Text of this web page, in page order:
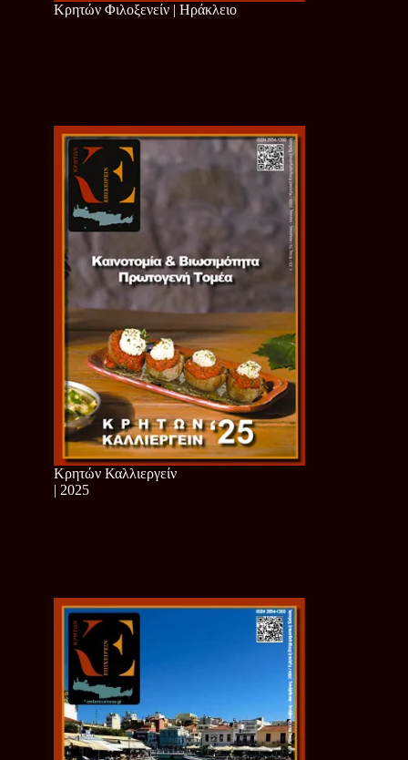
Κρητών Φιλοξενείν | Ηράκλειο
Κρητών Καλλιεργείν
| 2025